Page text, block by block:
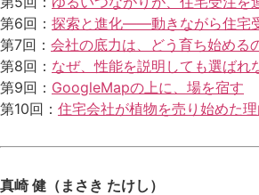
第6回： 探索と進化――動きながら住宅
第7回： 会社の底力は、どう育ち始め
第8回： なぜ、性能を説明しても選ば
第9回： GoogleMapの上に、場を宿す
第10回： 住宅会社が植物を売り始めた
真崎 健（まさき たけし）